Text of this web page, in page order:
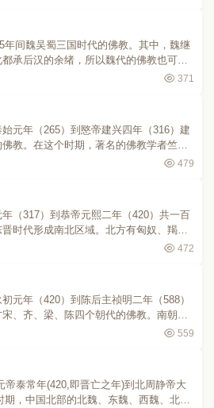
年间魏吴蜀三国时代的佛教。其中，魏继
承后汉的余绪，所以魏代的佛教也可说
期，有天竺、安息、康居等国的沙门昙
371
元年（265）到愍帝建兴四年（316）建
教。在这个时期，著名的佛教学者竺法
别在敦煌、洛阳、天水、长安、嵩山、
479
（317）到恭帝元熙二年（420）共一百
时代形成南北区域。北方有匈奴、羯、
二赵、三秦、四燕、五凉及夏、成（成
472
元年（420）到陈后主祯明二年（588）
、齐、梁、陈四个朝代的佛教。南朝各
晋相同，统治阶级及一般文人学士也大
559
帝泰常年(420,即晋亡之年)到北周静帝大
期，中国北部的北魏、东魏、西魏、北